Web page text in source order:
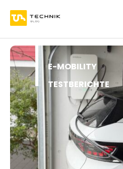
E-MOBILITY
TESTBERICHTE